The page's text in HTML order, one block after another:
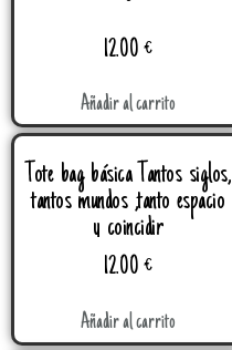
12.00 €
Añadir al carrito
Tote bag básica Tantos siglos,
tantos mundos ,tanto espacio
y coincidir
12.00 €
Añadir al carrito